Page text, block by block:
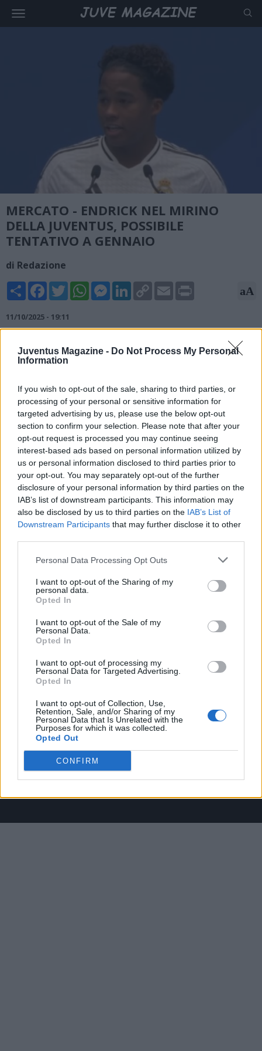
Juventus Magazine - Do Not Process My Personal
Information
If you wish to opt-out of the sale, sharing to third parties, or
processing of your personal or sensitive information for
targeted advertising by us, please use the below opt-out
section to confirm your selection. Please note that after your
opt-out request is processed you may continue seeing
interest-based ads based on personal information utilized by
us or personal information disclosed to third parties prior to
your opt-out. You may separately opt-out of the further
disclosure of your personal information by third parties on the
IAB’s list of downstream participants. This information may
also be disclosed by us to third parties on the IAB’s List of
Downstream Participants that may further disclose it to other
Personal Data Processing Opt Outs
I want to opt-out of the Sharing of my
personal data.
Opted In
I want to opt-out of the Sale of my
Personal Data.
Opted In
I want to opt-out of processing my
Personal Data for Targeted Advertising.
Opted In
I want to opt-out of Collection, Use,
Retention, Sale, and/or Sharing of my
Personal Data that Is Unrelated with the
Purposes for which it was collected.
Opted Out
CONFIRM
MERCATO - ENDRICK NEL MIRINO
DELLA JUVENTUS, POSSIBILE
TENTATIVO A GENNAIO
di Redazione
Share FacebookTwitterWhatsAppMessengerLinkedInCopy
Link
Email aA
11/10/2025 - 19:11
Matteo Moretto, giornalista, è intervenuto sul suo canale
Youtube soffermandosi su Endrick. L'attaccante brasiliano del
Real Madrid sta trovando poco spazio alla corte di Xabi
spiega il noto esperto di mercato, farà un sorprendente
tentativo per la stella di 19 anni nella prossima sessione
invernale.
VAI ALLA VERSIONE CLASSICA
Il materiale (testo, foto e video) consultabile in questo portale è di nostra proprietà.
da internet, in quanto arrivati alla nostra attenzione attraverso regolari comunicati
stampa con immagini e testi allegati ed autorizzati alla pubblicazione, e quindi valutati
di pubblico dominio. Se i soggetti o gli autori avessero qualcosa in contrario alla
pubblicazione, non avranno che da segnalarlo alla redazione (indirizzo email:
redazione@napolimagazine.com), che provvederà prontamente alla rimozione.
ne detiene tutti i marchi e diritti.